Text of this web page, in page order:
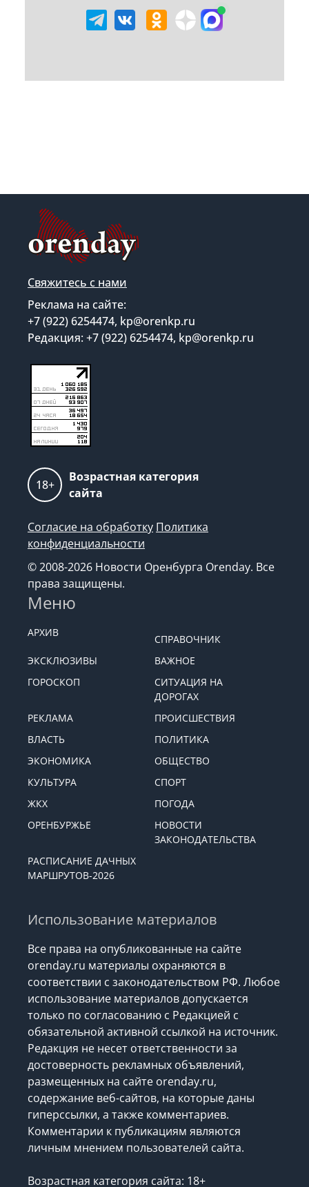
Свяжитесь с нами
Реклама на сайте:
+7 (922) 6254474, kp@orenkp.ru
Редакция: +7 (922) 6254474, kp@orenkp.ru
18+
Возрастная категория
сайта
Согласие на обработку Политика
конфиденциальности
© 2008-2026 Новости Оренбурга Orenday. Все
права защищены.
Меню
АРХИВ
СПРАВОЧНИК
ЭКСКЛЮЗИВЫ
ВАЖНОЕ
ГОРОСКОП
СИТУАЦИЯ НА
ДОРОГАХ
РЕКЛАМА
ПРОИСШЕСТВИЯ
ВЛАСТЬ
ПОЛИТИКА
ЭКОНОМИКА
ОБЩЕСТВО
КУЛЬТУРА
СПОРТ
ЖКХ
ПОГОДА
ОРЕНБУРЖЬЕ
НОВОСТИ
ЗАКОНОДАТЕЛЬСТВА
РАСПИСАНИЕ ДАЧНЫХ
МАРШРУТОВ-2026
Использование материалов
Все права на опубликованные на сайте
orenday.ru материалы охраняются в
соответствии с законодательством РФ. Любое
использование материалов допускается
только по согласованию с Редакцией с
обязательной активной ссылкой на источник.
Редакция не несет ответственности за
достоверность рекламных объявлений,
размещенных на сайте orenday.ru,
содержание веб-сайтов, на которые даны
гиперссылки, а также комментариев.
Комментарии к публикациям являются
личным мнением пользователей сайта.
Возрастная категория сайта: 18+